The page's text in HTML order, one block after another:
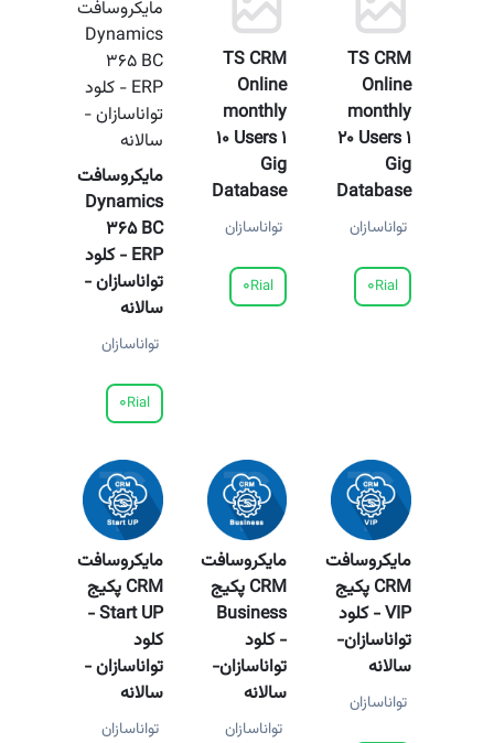
TS CRM
Online
monthly
20 Users 1
Gig
Database
تواناسازان
Rial
0
TS CRM
Online
monthly
10 Users 1
Gig
Database
تواناسازان
Rial
0
مایکروسافت
Dynamics
365 BC
ERP - کلود
تواناسازان -
سالانه
تواناسازان
Rial
0
مایکروسافت
CRM پکیج
VIP - کلود
تواناسازان-
سالانه
تواناسازان
مایکروسافت
CRM پکیج
Business
- کلود
تواناسازان-
سالانه
تواناسازان
مایکروسافت
CRM پکیج
Start UP -
کلود
تواناسازان -
سالانه
تواناسازان